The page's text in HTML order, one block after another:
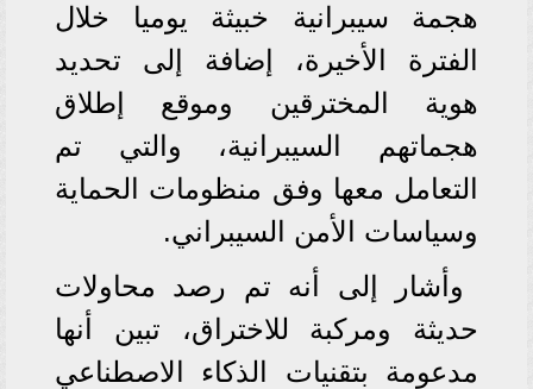
هجمة سيبرانية خبيثة يوميا خلال
الفترة الأخيرة، إضافة إلى تحديد
هوية المخترقين وموقع إطلاق
هجماتهم السيبرانية، والتي تم
التعامل معها وفق منظومات الحماية
وسياسات الأمن السيبراني.
وأشار إلى أنه تم رصد محاولات
حديثة ومركبة للاختراق، تبين أنها
مدعومة بتقنيات الذكاء الاصطناعي